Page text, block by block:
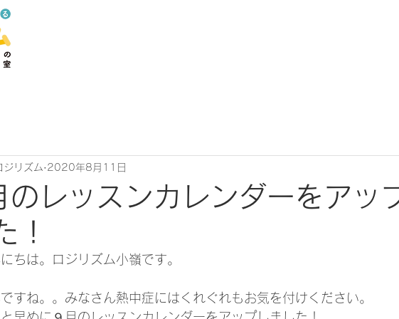
のレッスンカレンダーをアッ
！
ジリズム 2020年8月11日
ちは。ロジリズム小嶺です。
すね。。みなさん熱中症にはくれぐれもお気を付けください。